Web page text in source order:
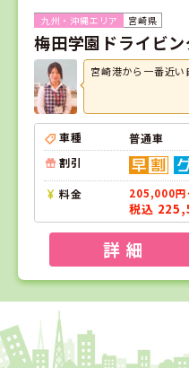
宮崎県
梅田学園ドライビ
宮崎港から一番近い
車種
普通車
割引
料金 205,000
税込
詳 細
1
熊本県